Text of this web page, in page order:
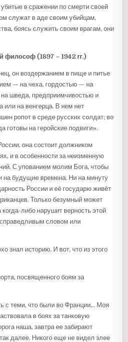
в сражении по смерти своей
служат в аде своим убийцам,
боясь служить своим врагам, они
философ (1897 – 1942 гг.)
он воздержанием в пище и питье
— на чеха, гордостью — на
шведа, предприимчивостью и
на венгерца. В нем нет
ропот в среде русских солдат; во
готовы на геройские подвиги».
она состоит должником
и в особенности за неизменную
С упованием молим Бога, чтобы
на будущие времена. Ни на минуту
России и её государю живёт
Только безумный может
либо нарушит верность этой
словом или
знал историю. И вот, что из этого
посвященного боям за
с теми, что были во Франции… Моя
в боях за танковую
наша, завтра ее забирают
далее. Никого еще не видел злее